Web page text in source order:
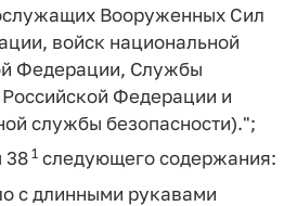
Вооруженных Сил
войск национальной
Федерации, Службы
Федерации и
службы безопасности).";
38 1 следующего содержания:
с длинными рукавами